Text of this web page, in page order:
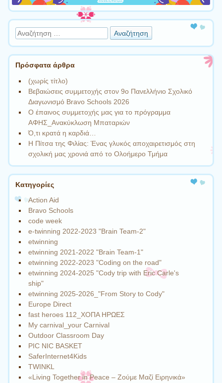
Αναζήτηση
Πρόσφατα άρθρα
(χωρίς τίτλο)
Βεβαιώσεις συμμετοχής στον 9ο Πανελλήνιο Σχολικό
Διαγωνισμό Bravo Schools 2026
Ο έπαινος συμμετοχής μας για το πρόγραμμα
ΑΦΗΣ_Ανακύκλωση Μπαταριών
Ό,τι κρατά η καρδιά…
Η Πίτσα της Φιλίας: Ένας γλυκός αποχαιρετισμός στη
σχολική μας χρονιά από το Ολοήμερο Τμήμα
Kατηγορίες
Action Aid
Bravo Schools
code week
e-twinning 2022-2023 "Brain Team-2"
etwinning
etwinning 2021-2022 "Brain Team-1"
etwinning 2022-2023 "Coding on the road"
etwinning 2024-2025 "Cody trip with Eric Carle's
ship"
etwinning 2025-2026_"From Story to Cody"
Europe Direct
fast heroes 112_ΧΟΠΑ ΗΡΩΕΣ
My carnival_your Carnival
Outdoor Classroom Day
PIC NIC BASKET
SaferInternet4Kids
TWINKL
«Living Together in Peace – Ζούμε Μαζί Ειρηνικά»